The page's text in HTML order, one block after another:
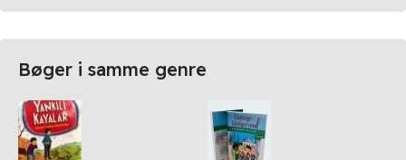
Bøger i samme genre